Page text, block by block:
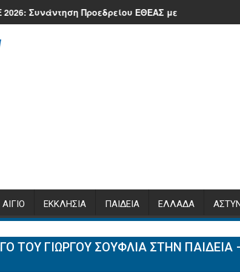
της Κλειτορίας
Προεδρείου ΕΘΕΑΣ με τον Υπουργό, Μ. Σχοινά και
Πρόγραμμα
ΑΊΓΙΟ ΕΚΚΛΗΣΊΑ ΠΑΙΔΕΊΑ ΕΛΛΆΔΑ
ΤΟΥ ΓΙΏΡΓΟΥ ΣΟΥΦΛΙΆ ΣΤΗΝ ΠΑΙΔΕΊΑ